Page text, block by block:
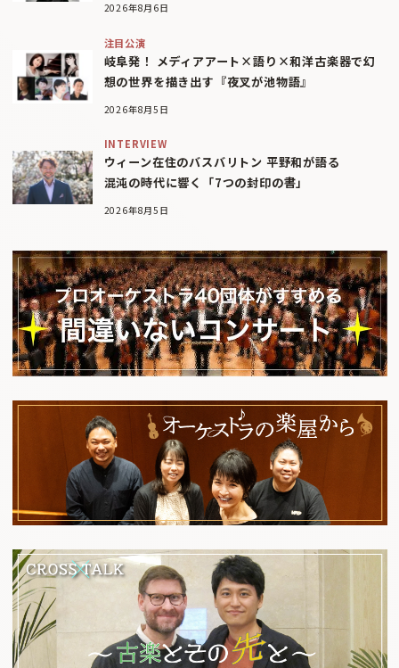
2026年8月6日
注目公演
岐阜発！ メディアアート×語り×和洋古楽器で幻
想の世界を描き出す『夜叉が池物語』
2026年8月5日
INTERVIEW
ウィーン在住のバスバリトン 平野和が語る
混沌の時代に響く「7つの封印の書」
2026年8月5日